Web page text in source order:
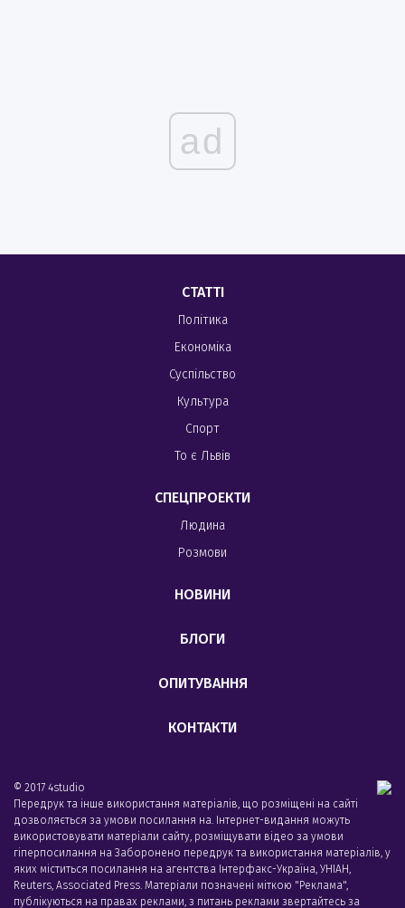
ad
СТАТТІ
Політика
Економіка
Суспільство
Культура
Спорт
То є Львів
СПЕЦПРОЕКТИ
Людина
Розмови
НОВИНИ
БЛОГИ
ОПИТУВАННЯ
КОНТАКТИ
© 2017 4studio
Передрук та інше використання матеріалів, що розміщені на сайті
дозволяється за умови посилання на. Інтернет-видання можуть
використовувати матеріали сайту, розміщувати відео за умови
гіперпосилання на Заборонено передрук та використання матеріалів, у
яких міститься посилання на агентства Iнтерфакс-Україна, УНIАН,
Reuters, Associated Press. Матеріали позначені міткою "Реклама",
публікуються на правах реклами, з питань реклами звертайтесь за